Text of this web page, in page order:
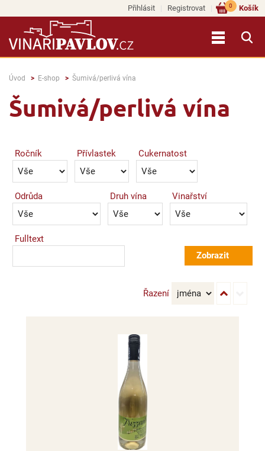
Přihlásit Registrovat Košík
0
Úvod E-shop Šumivá/perlivá vína
Šumivá/perlivá vína
Ročník Přívlastek Cukernatost
Odrůda Druh vína Vinařství
Fulltext
Řazení